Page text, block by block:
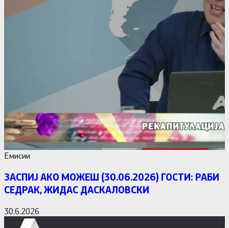
Емисии
ЗАСПИЈ АКО МОЖЕШ (30.06.2026) ГОСТИ: РАБИ
СЕДРАК, ЖИДАС ДАСКАЛОВСКИ
30.6.2026